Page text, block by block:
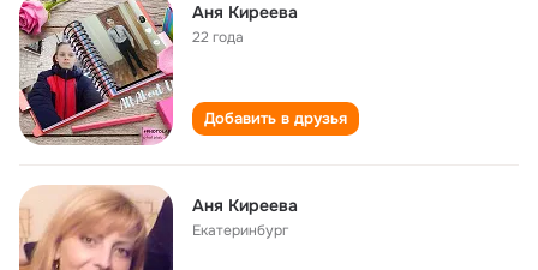
Аня Киреева
22 года
Добавить в друзья
Аня Киреева
Екатеринбург